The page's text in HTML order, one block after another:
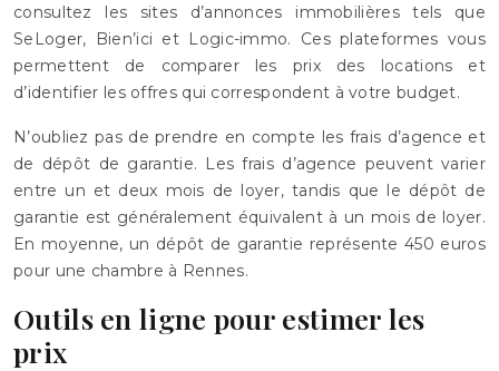
consultez les sites d’annonces immobilières tels que
SeLoger, Bien’ici et Logic-immo. Ces plateformes vous
permettent de comparer les prix des locations et
d’identifier les offres qui correspondent à votre budget.
N’oubliez pas de prendre en compte les frais d’agence et
de dépôt de garantie. Les frais d’agence peuvent varier
entre un et deux mois de loyer, tandis que le dépôt de
garantie est généralement équivalent à un mois de loyer.
En moyenne, un dépôt de garantie représente 450 euros
pour une chambre à Rennes.
Outils en ligne pour estimer les
prix